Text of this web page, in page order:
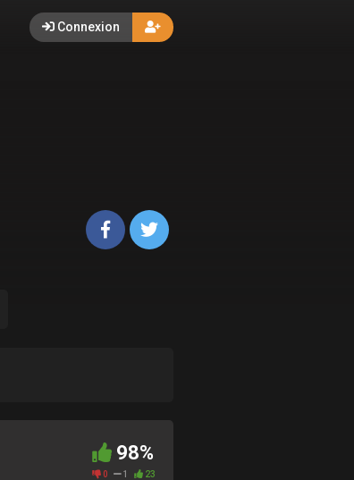
Connexion
98%
0 1 23